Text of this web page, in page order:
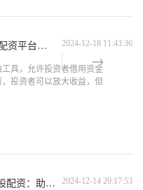
股票配资网173 炒股配资平台：如何通过配资放大收益 2024-12-18 11:43:36
具，允许投资者借用资金
投资者可以放大收益，但
台，该平台应具备合法的
炒股配资配资官网 a股配资：助力投资者放大收益，把握市场机遇 2024-12-14 20:17:53